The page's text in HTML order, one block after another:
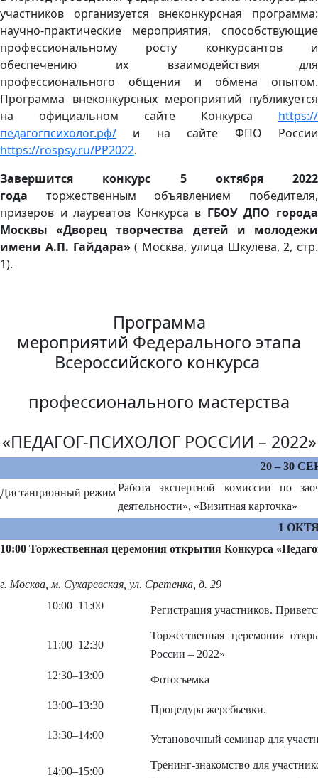
участников организуется внеконкурсная программа:
научно-практические мероприятия, способствующие
профессиональному росту конкурсантов и
обеспечению их взаимодействия для
профессионального общения и обмена опытом.
Программа внеконкурсных мероприятий публикуется
на официальном сайте Конкурса https://
педагогпсихолог.рф/ и на сайте ФПО России
https://rospsy.ru/PP2022.
Завершится конкурс 5 октября 2022
года торжественным объявлением победителя,
призеров и лауреатов Конкурса в ГБОУ ДПО города
Москвы «Дворец творчества детей и молодежи
имени А.П. Гайдара»( Москва, улица Шкулёва, 2, стр.
1).
Программа
мероприятий Федерального этапа
Всероссийского конкурса
профессионального мастерства
«ПЕДАГОГ-ПСИХОЛОГ РОССИИ – 2022»
20 – 30
Дистанционный режимРабота экспертной комиссии по
деятельности», «Визитная карточка»
1
10:00 Торжественная церемония открытия Конкурса
г. Москва, м. Сухаревская, ул. Сретенка, д. 29
10:00–11:00 Регистрация участников.
11:00–12:30
Торжественная церемония
России – 2022»
12:30–13:00 Фотосъемка
13:00–13:30 Процедура жеребьевки.
13:30–14:00 Установочный семинар для
14:00–15:00
Тренинг-знакомство для